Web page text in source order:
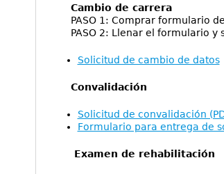
Cambio de carrera
PASO 1: Comprar formulario
PASO 2: Llenar el formulario y
Solicitud de cambio de datos
Convalidación
Solicitud de convalidación
Formulario para entrega de
Examen de rehabilitación